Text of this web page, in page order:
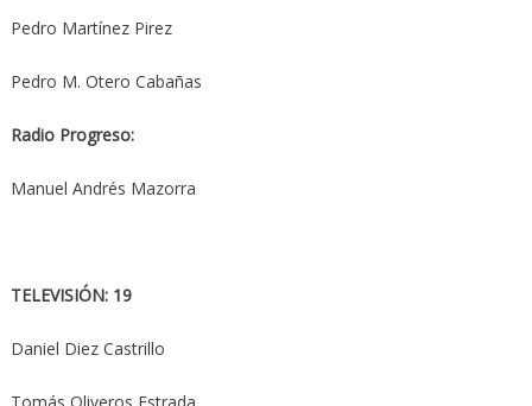
Pedro Martínez Pirez
Pedro M. Otero Cabañas
Radio Progreso:
Manuel Andrés Mazorra
TELEVISIÓN: 19
Daniel Diez Castrillo
Tomás Oliveros Estrada